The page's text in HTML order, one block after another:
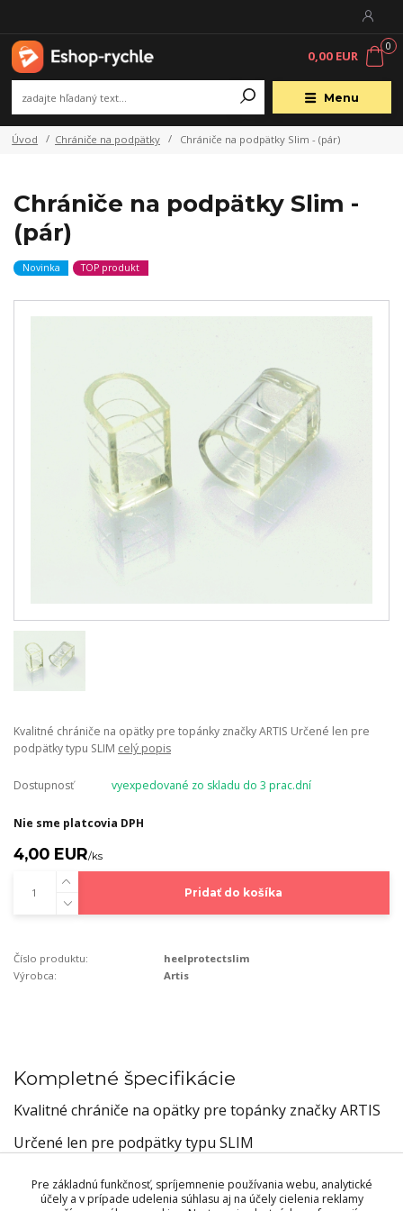
Menu
0
0,00 EUR
Úvod Chrániče na podpätky Chrániče na podpätky Slim - (pár)
Chrániče na podpätky Slim -
(pár)
Novinka TOP produkt
Kvalitné chrániče na opätky pre topánky značky ARTIS Určené len pre
podpätky typu SLIM celý popis
Dostupnosť vyexpedované zo skladu do 3 prac.dní
Nie sme platcovia DPH
4,00 EUR/ks
Pridať do košíka
Číslo produktu:
heelprotectslim
Výrobca:
Artis
Kompletné špecifikácie
Kvalitné chrániče na opätky pre topánky značky ARTIS
Určené len pre podpätky typu SLIM
Tovar zaradený v kategóriách
Pre základnú funkčnosť, spríjemnenie používania webu, analytické
účely a v prípade udelenia súhlasu aj na účely cielenia reklamy